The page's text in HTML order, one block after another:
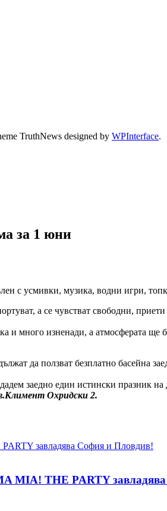
TruthNews designed by WPInterface.
за 1 юни
с усмивки, музика, водни игри,
а се чувстват свободни,
много изненади, а атмосферата ще
да ползват безплатно басейна
заедно един истински празник на
Охридски 2.
MIA! THE PARTY